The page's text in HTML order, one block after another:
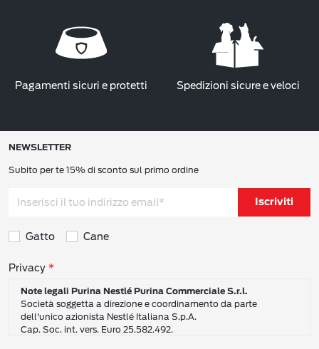
Pagamenti sicuri e protetti Spedizioni sicure e veloci
NEWSLETTER
Subito per te 15% di sconto sul primo ordine
Iscriviti
Gatto Cane
Consensi sulla privacy
Privacy
Note legali Purina Nestlé Purina Commerciale S.r.l.
Società soggetta a direzione e coordinamento da parte
dell'unico azionista Nestlé Italiana S.p.A.
Cap. Soc. int. vers. Euro 25.582.492.